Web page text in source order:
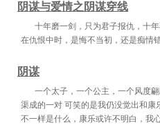
第四十章 无理要求珍珠
第四十三章 怪异据点接头
第五十二章 洞底发现脚印
阴谋与爱情之阴谋穿线
十年磨一剑，只为君子报仇，十
在仇恨中时，是悔不当初，还是痴情
阴谋
一个太子，一个公主，一个风度
渠成的一对 可笑的是我仍没觉出和
不一样是什么，康乐或许不明白，我